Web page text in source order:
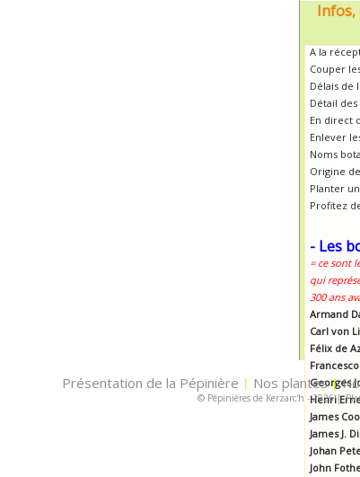
Infos,
A la
Couper
Délais de
Détail
En direct
Enlever
Noms
Origine
Planter
Profitez
- Les
= ce sont
qui
300 ans
Armand
Carl von
Félix de
Georges
Henri
James
James J.
Johan
John
Présentation de la Pépinière | Nos plantes|
© Pépinières de Kerzarc'h - 2026|